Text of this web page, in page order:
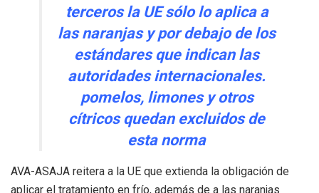
terceros la UE sólo lo aplica a
las naranjas y por debajo de los
estándares que indican las
autoridades internacionales.
pomelos, limones y otros
cítricos quedan excluidos de
esta norma
AVA-ASAJA reitera a la UE que extienda la obligación de
aplicar el tratamiento en frío, además de a las naranjas